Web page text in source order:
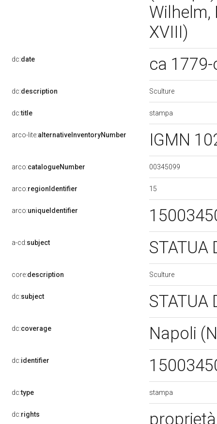
XVIII)
dc:date ca
dc:description Sculture
dc:title stampa
arco-lite:alternativeInventoryNumber IGMN
arco:catalogueNumber 00345099
arco:regionIdentifier 15
arco:uniqueIdentifier
a-cd:subject STATUA
core:description Sculture
dc:subject STATUA
dc:coverage Napoli
dc:identifier
dc:type stampa
dc:rights